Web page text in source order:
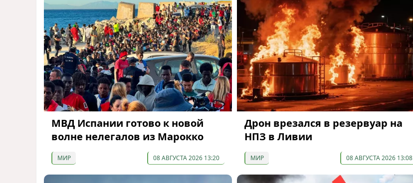
МВД Испании готово к новой
волне нелегалов из Марокко
МИР 08 АВГУСТА 2026 13:20
Дрон врезался в резервуар на
НПЗ в Ливии
МИР 08 АВГУСТА 2026 13:08